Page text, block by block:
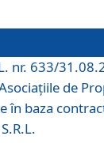
nr. 633/
de
în baza